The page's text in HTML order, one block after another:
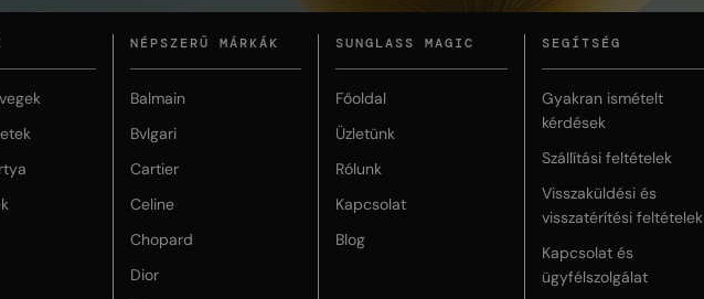
NÉPSZERŰ MÁRKÁK
Balmain
Bvlgari
Cartier
Celine
Chopard
Dior
SUNGLASS MAGIC
Főoldal
Üzletünk
Rólunk
Kapcsolat
Blog
SEGÍTSÉG
Gyakran ismételt
kérdések
Szállítási feltételek
Visszaküldési és
visszatérítési feltételek
Kapcsolat és
ügyfélszolgálat